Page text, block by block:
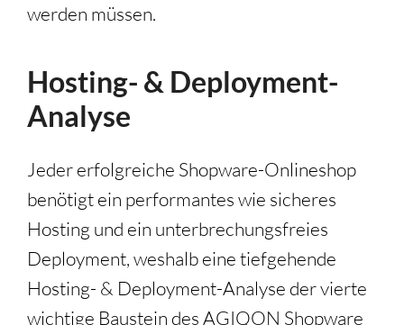
werden müssen.
Hosting- & Deployment-
Analyse
Jeder erfolgreiche Shopware-Onlineshop
benötigt ein performantes wie sicheres
Hosting und ein unterbrechungsfreies
Deployment, weshalb eine tiefgehende
Hosting- & Deployment-Analyse der vierte
wichtige Baustein des AGIQON Shopware